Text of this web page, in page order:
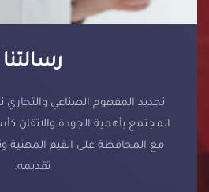
رسالتنا
تجديد المفهوم الصناعي والتجاري
المجتمع بأهمية الجودة والاتقان
مع المحافظة على القيم المهنية
تقديمه.